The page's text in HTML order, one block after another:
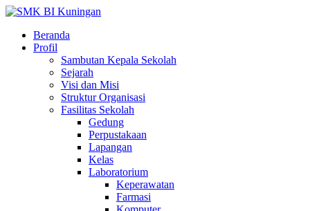
Beranda
Profil
Sambutan Kepala Sekolah
Sejarah
Visi dan Misi
Struktur Organisasi
Fasilitas Sekolah
Gedung
Perpustakaan
Lapangan
Kelas
Laboratorium
Keperawatan
Farmasi